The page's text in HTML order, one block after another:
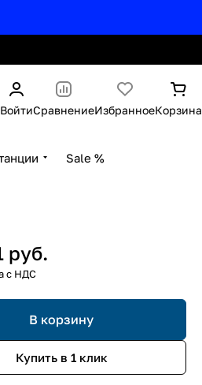
ВойтиСравнениеИзбранноеКорзина
Sale %
руб.
В корзину
Купить в 1 клик